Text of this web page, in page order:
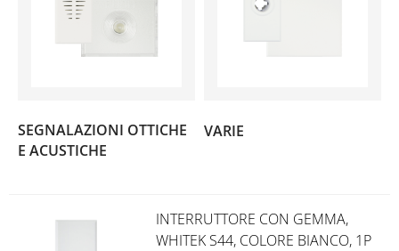
SEGNALAZIONI OTTICHE
E ACUSTICHE
VARIE
INTERRUTTORE CON GEMMA,
WHITEK S44, COLORE BIANCO, 1P